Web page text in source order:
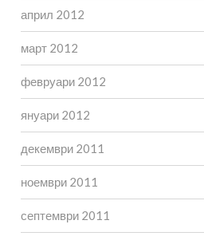
април 2012
март 2012
февруари 2012
януари 2012
декември 2011
ноември 2011
септември 2011